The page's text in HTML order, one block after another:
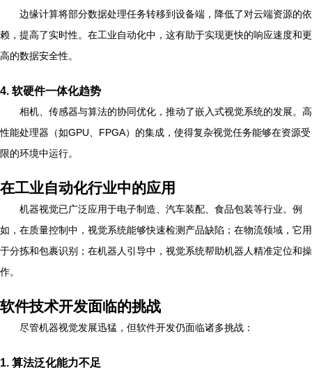
边缘计算将部分数据处理任务转移到设备端，降低了对云端资源的依
赖，提高了实时性。在工业自动化中，这有助于实现更快的响应速度和更
高的数据安全性。
4. 软硬件一体化趋势
相机、传感器与算法的协同优化，推动了嵌入式视觉系统的发展。高
性能处理器（如GPU、FPGA）的集成，使得复杂视觉任务能够在资源受
限的环境中运行。
在工业自动化行业中的应用
机器视觉已广泛应用于电子制造、汽车装配、食品包装等行业。例
如，在质量控制中，视觉系统能够快速检测产品缺陷；在物流领域，它用
于分拣和包裹识别；在机器人引导中，视觉系统帮助机器人精准定位和操
作。
软件技术开发面临的挑战
尽管机器视觉发展迅猛，但软件开发仍面临诸多挑战：
1. 算法泛化能力不足